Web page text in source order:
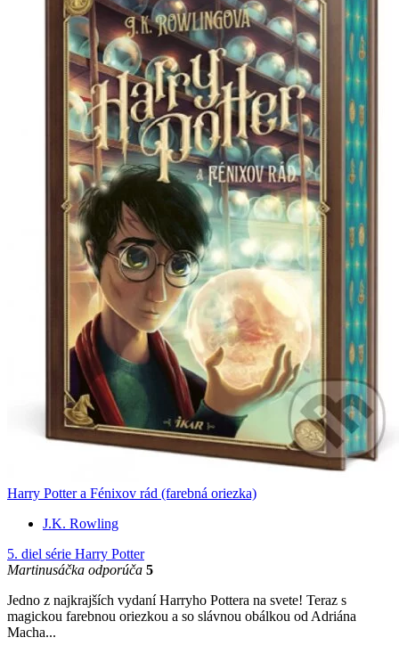
Harry Potter a Fénixov rád (farebná oriezka)
J.K. Rowling
5. diel série Harry Potter
Martinusáčka odporúča 5
Jedno z najkrajších vydaní Harryho Pottera na svete! Teraz s
magickou farebnou oriezkou a so slávnou obálkou od Adriána
Macha...